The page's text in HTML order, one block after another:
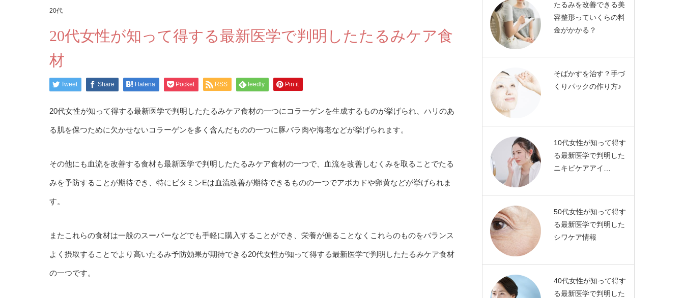
20代
20代女性が知って得する最新医学で判明したたるみケア食
材
Tweet Share Hatena Pocket RSS feedly Pin it
20代女性が知って得する最新医学で判明したたるみケア食材の一つにコラーゲンを生成するものが挙げられ、ハリのあ
る肌を保つために欠かせないコラーゲンを多く含んだものの一つに豚バラ肉や海老などが挙げられます。
その他にも血流を改善する食材も最新医学で判明したたるみケア食材の一つで、血流を改善しむくみを取ることでたる
みを予防することが期待でき、特にビタミンEは血流改善が期待できるものの一つでアボカドや卵黄などが挙げられま
す。
またこれらの食材は一般のスーパーなどでも手軽に購入することができ、栄養が偏ることなくこれらのものをバランス
よく摂取することでより高いたるみ予防効果が期待できる20代女性が知って得する最新医学で判明したたるみケア食材
の一つです。
たるみを改善できる美
容整形っていくらの料
金がかかる？
そばかすを治す？手づ
くりパックの作り方♪
10代女性が知って得す
る最新医学で判明した
ニキビケアアイ…
50代女性が知って得す
る最新医学で判明した
シワケア情報
40代女性が知って得す
る最新医学で判明した